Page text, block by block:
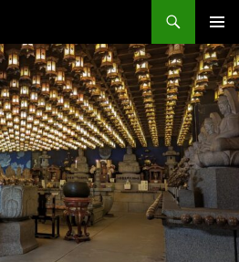
MENU